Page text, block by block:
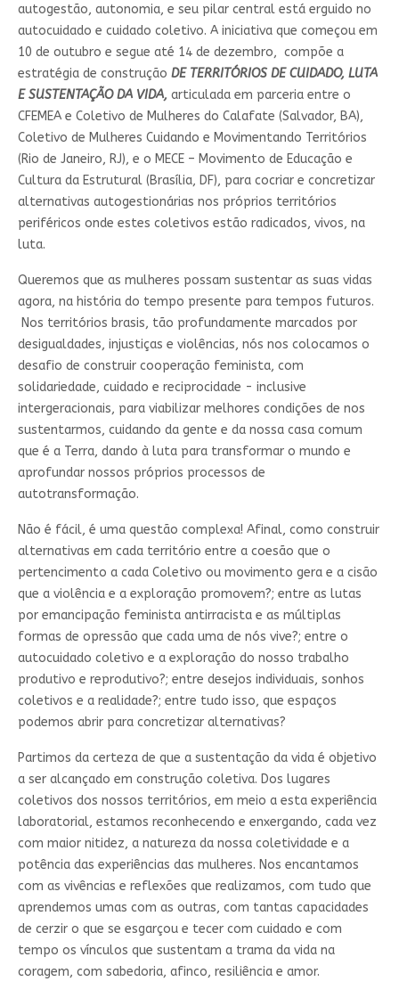
autogestão, autonomia, e seu pilar central está erguido no
autocuidado e cuidado coletivo. A iniciativa que começou em
10 de outubro e segue até 14 de dezembro, compõe a
estratégia de construção DE TERRITÓRIOS DE CUIDADO, LUTA
E SUSTENTAÇÃO DA VIDA, articulada em parceria entre o
CFEMEA e Coletivo de Mulheres do Calafate (Salvador, BA),
Coletivo de Mulheres Cuidando e Movimentando Territórios
(Rio de Janeiro, RJ), e o MECE – Movimento de Educação e
Cultura da Estrutural (Brasília, DF), para cocriar e concretizar
alternativas autogestionárias nos próprios territórios
periféricos onde estes coletivos estão radicados, vivos, na
luta.
Queremos que as mulheres possam sustentar as suas vidas
agora, na história do tempo presente para tempos futuros.
Nos territórios brasis, tão profundamente marcados por
desigualdades, injustiças e violências, nós nos colocamos o
desafio de construir cooperação feminista, com
solidariedade, cuidado e reciprocidade - inclusive
intergeracionais, para viabilizar melhores condições de nos
sustentarmos, cuidando da gente e da nossa casa comum
que é a Terra, dando à luta para transformar o mundo e
aprofundar nossos próprios processos de
autotransformação.
Não é fácil, é uma questão complexa! Afinal, como construir
alternativas em cada território entre a coesão que o
pertencimento a cada Coletivo ou movimento gera e a cisão
que a violência e a exploração promovem?; entre as lutas
por emancipação feminista antirracista e as múltiplas
formas de opressão que cada uma de nós vive?; entre o
autocuidado coletivo e a exploração do nosso trabalho
produtivo e reprodutivo?; entre desejos individuais, sonhos
coletivos e a realidade?; entre tudo isso, que espaços
podemos abrir para concretizar alternativas?
Partimos da certeza de que a sustentação da vida é objetivo
a ser alcançado em construção coletiva. Dos lugares
coletivos dos nossos territórios, em meio a esta experiência
laboratorial, estamos reconhecendo e enxergando, cada vez
com maior nitidez, a natureza da nossa coletividade e a
potência das experiências das mulheres. Nos encantamos
com as vivências e reflexões que realizamos, com tudo que
aprendemos umas com as outras, com tantas capacidades
de cerzir o que se esgarçou e tecer com cuidado e com
tempo os vínculos que sustentam a trama da vida na
coragem, com sabedoria, afinco, resiliência e amor.